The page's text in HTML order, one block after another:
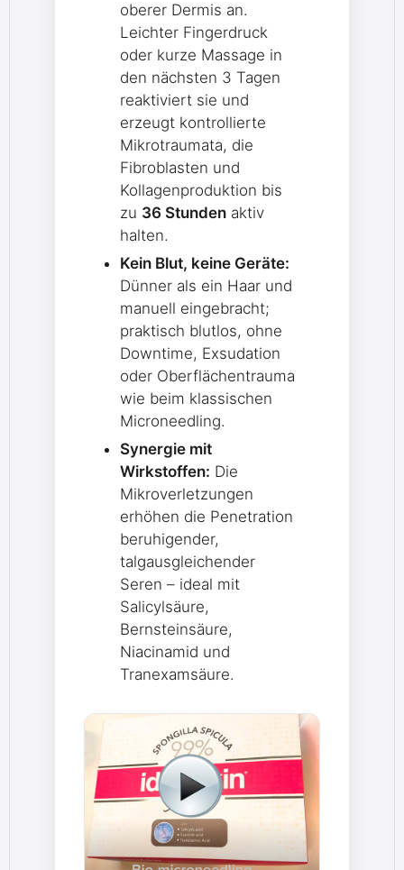
oberer Dermis an.
Leichter Fingerdruck
oder kurze Massage in
den nächsten 3 Tagen
reaktiviert sie und
erzeugt kontrollierte
Mikrotraumata, die
Fibroblasten und
Kollagenproduktion bis
zu 36 Stunden aktiv
halten.
Kein Blut, keine Geräte:
Dünner als ein Haar und
manuell eingebracht;
praktisch blutlos, ohne
Downtime, Exsudation
oder Oberflächentrauma
wie beim klassischen
Microneedling.
Synergie mit
Wirkstoffen: Die
Mikroverletzungen
erhöhen die Penetration
beruhigender,
talgausgleichender
Seren – ideal mit
Salicylsäure,
Bernsteinsäure,
Niacinamid und
Tranexamsäure.